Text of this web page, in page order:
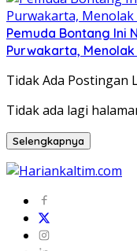
Pemuda Bontang Ini
Purwakarta,
Tidak Ada Postingan
Tidak ada lagi
Selengkapnya